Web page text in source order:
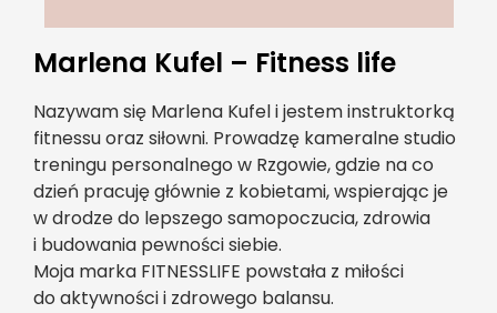
Marlena Kufel – Fitness life
Nazywam się Marlena Kufel i jestem instruktorką
fitnessu oraz siłowni. Prowadzę kameralne studio
treningu personalnego w Rzgowie, gdzie na co
dzień pracuję głównie z kobietami, wspierając je
w drodze do lepszego samopoczucia, zdrowia
i budowania pewności siebie.
Moja marka FITNESSLIFE powstała z miłości
do aktywności i zdrowego balansu.